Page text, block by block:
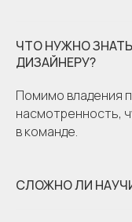
ЧТО НУЖНО
ДИЗАЙНЕРУ?
Помимо владения
насмотренность,
в команде.
СЛОЖНО ЛИ